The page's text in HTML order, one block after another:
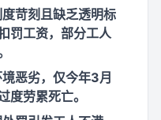
苛刻且缺乏透明标
罚工资，部分工人
恶劣，仅今年3月
度劳累死亡。